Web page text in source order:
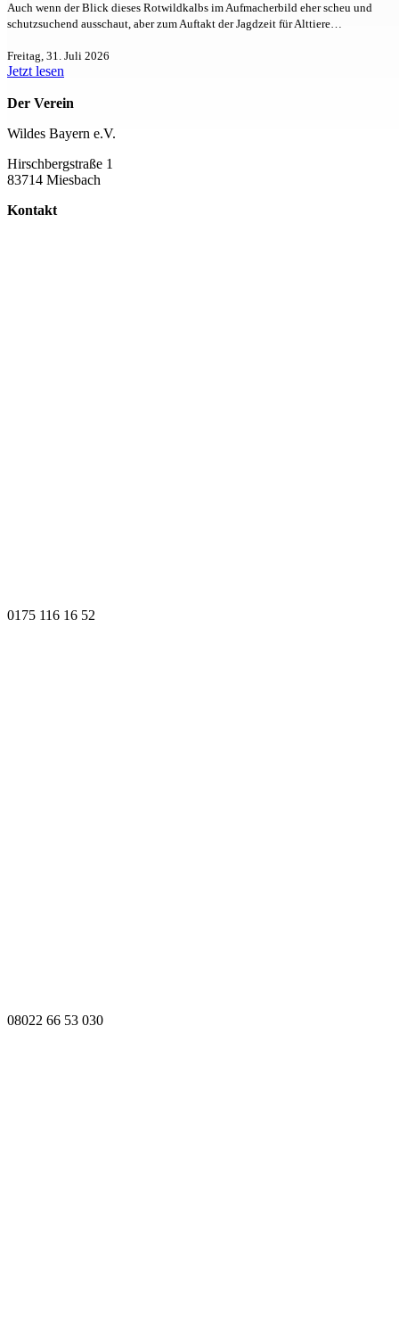
Auch wenn der Blick dieses Rotwildkalbs im Aufmacherbild eher scheu und
schutzsuchend ausschaut, aber zum Auftakt der Jagdzeit für Alttiere…
Freitag, 31. Juli 2026
Jetzt lesen
Der Verein
Wildes Bayern e.V.
Hirschbergstraße 1
83714 Miesbach
Kontakt
0175 116 16 52
08022 66 53 030